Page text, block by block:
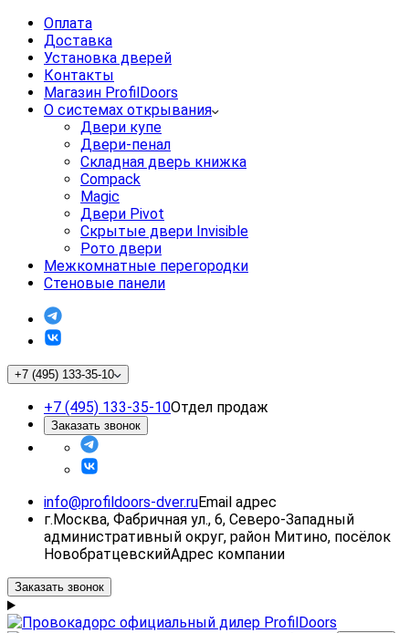
Оплата
Доставка
Установка дверей
Контакты
Магазин ProfilDoors
О системах открывания
Двери купе
Двери-пенал
Складная дверь книжка
Compack
Magic
Двери Pivot
Скрытые двери Invisible
Рото двери
Межкомнатные перегородки
Стеновые панели
+7 (495) 133-35-10
+7 (495) 133-35-10Отдел продаж
Заказать звонок
info@profildoors-dver.ruEmail адрес
г.Москва, Фабричная ул., 6, Северо-Западный
административный округ, район Митино, посёлок
НовобратцевскийАдрес компании
Заказать звонок